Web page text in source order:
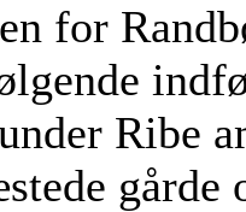
for
Ribe
gårde